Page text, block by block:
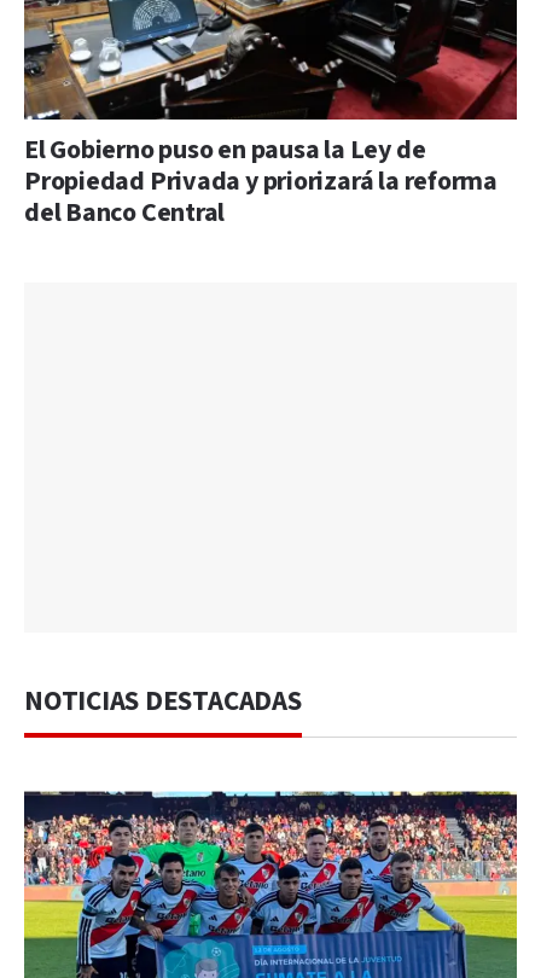
El Gobierno puso en pausa la Ley de
Propiedad Privada y priorizará la reforma
del Banco Central
NOTICIAS DESTACADAS